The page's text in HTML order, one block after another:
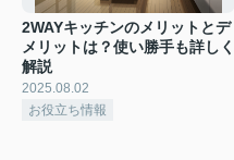
2WAYキッチンのメリットとデ
メリットは？使い勝手も詳しく
解説
2025.08.02
お役立ち情報